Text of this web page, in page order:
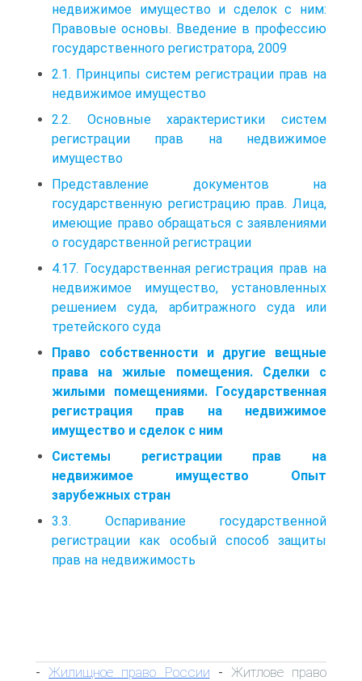
недвижимое имущество и сделок с ним:
Правовые основы. Введение в профессию
государственного регистратора, 2009
2.1. Принципы систем регистрации прав на
недвижимое имущество
2.2. Основные характеристики систем
регистрации прав на недвижимое
имущество
Представление документов на
государственную регистрацию прав. Лица,
имеющие право обращаться с заявлениями
о государственной регистрации
4.17. Государственная регистрация прав на
недвижимое имущество, установленных
решением суда, арбитражного суда или
третейского суда
Право собственности и другие вещные
права на жилые помещения. Сделки с
жилыми помещениями. Государственная
регистрация прав на недвижимое
имущество и сделок с ним
Системы регистрации прав на
недвижимое имущество Опыт
зарубежных стран
3.3. Оспаривание государственной
регистрации как особый способ защиты
прав на недвижимость
- Жилищное право России - Житлове право